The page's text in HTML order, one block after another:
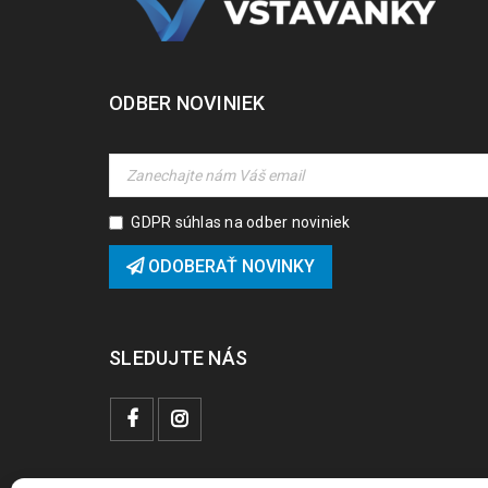
ODBER NOVINIEK
GDPR súhlas na odber noviniek
ODOBERAŤ NOVINKY
SLEDUJTE NÁS